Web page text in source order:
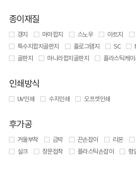
종이재질
갱지 마마합지 스노우 아트지
특수지합지골판지
홀로그램지 SC
골판지
마니라합지골판지 플라스틱케이
인쇄방식
UV 인쇄 수지인쇄 오프셋인쇄
후가공
거울부착 금박 끈손잡이 리본
실크
창문접착 플라스틱손잡이 형